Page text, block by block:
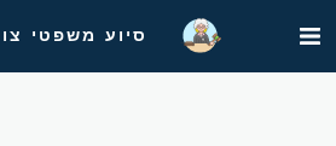
סיוע משפטי